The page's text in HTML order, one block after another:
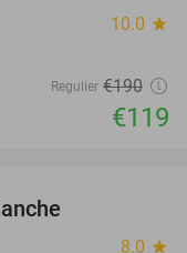
10.0 star
Regulier €190
€119
8.0 star